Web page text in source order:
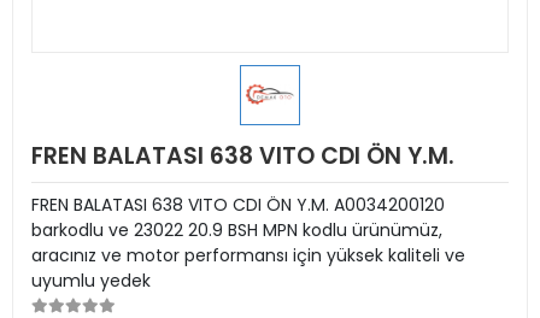
FREN BALATASI 638 VITO CDI ÖN Y.M.
FREN BALATASI 638 VITO CDI ÖN Y.M. A0034200120
barkodlu ve 23022 20.9 BSH MPN kodlu ürünümüz,
aracınız ve motor performansı için yüksek kaliteli ve
uyumlu yedek